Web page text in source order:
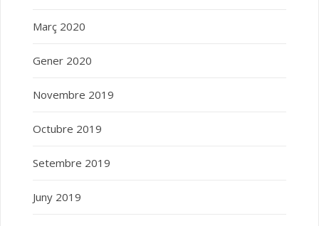
Març 2020
Gener 2020
Novembre 2019
Octubre 2019
Setembre 2019
Juny 2019